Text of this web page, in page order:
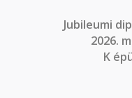
Jubileumi
2026.
K